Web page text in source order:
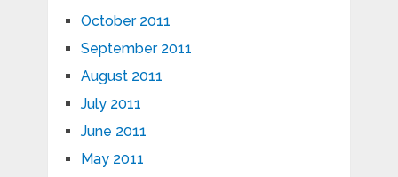
October 2011
September 2011
August 2011
July 2011
June 2011
May 2011